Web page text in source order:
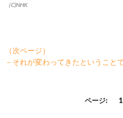
（C)NHK
（次ページ）
－それが変わってきたということ
ページ: 1